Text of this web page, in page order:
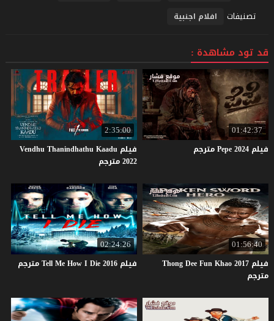
تصنيفات افلام اجنبية
قد تود مشاهدة :
01:42:37
فيلم Pepe2024 مترجم
2:35:00
فيلم Vendhu Thanindhathu Kaadu
2022 مترجم
01:56:40
فيلم Thong Dee Fun Khao 2017
مترجم
02:24:26
فيلم TellMeHowIDie2016 مترجم